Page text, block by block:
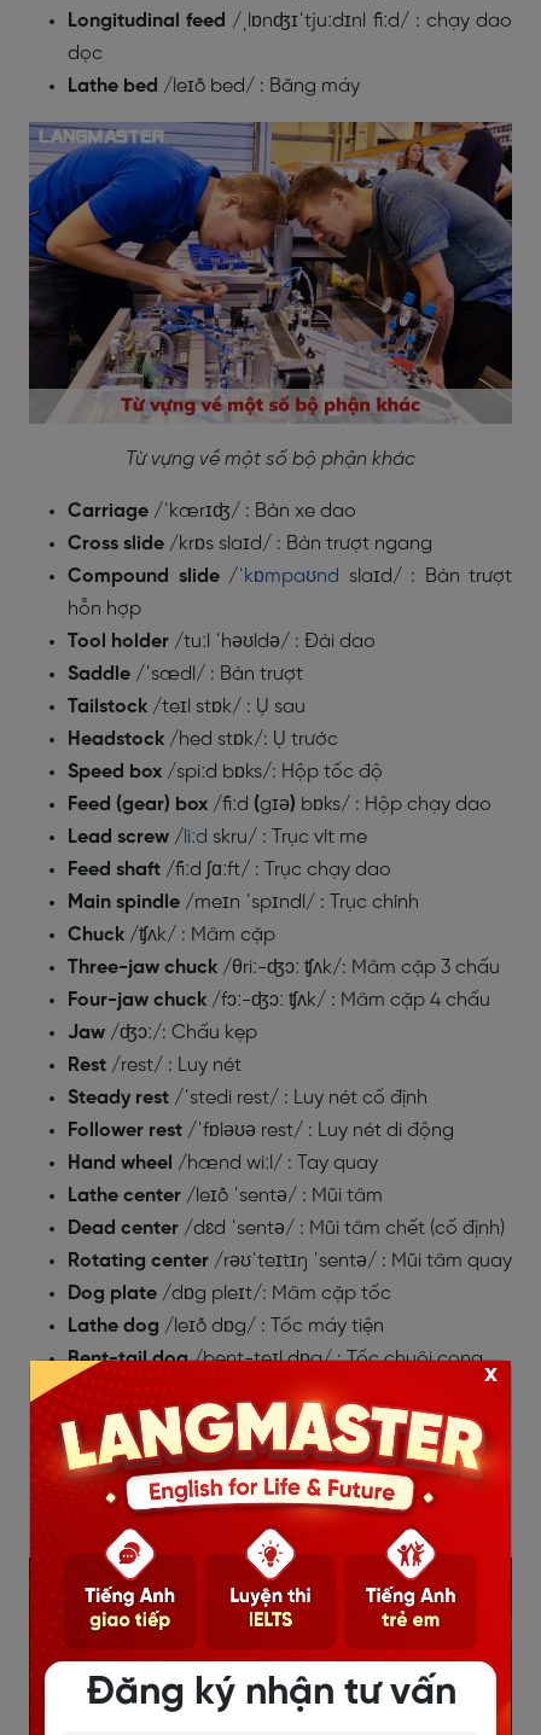
Longitudinal feed / ˌlɒnʤɪˈtjuːdɪnl fiːd/ : chạy dao
dọc
Lathe bed / leɪð bed/ : Băng máy
Từ vựng về một số bộ phận khác
Carriage /ˈkærɪʤ/ : Bàn xe dao
Cross slide /krɒs slaɪd/ : Bàn trượt ngang
Compound slide/ˈkɒmpaʊnd slaɪd/ : Bàn trượt
hỗn hợp
Tool holder /tuːl ˈhəʊldə/ : Đài dao
Saddle /ˈsædl/ : Bàn trượt
Tailstock /teɪl stɒk/ : Ụ sau
Headstock /hed stɒk/: Ụ trước
Speed box /spiːd bɒks/: Hộp tốc độ
Feed (gear) box /fiːd (gɪə) bɒks/ : Hộp chạy dao
Lead screw / liːd skru/ : Trục vít me
Feed shaft /fiːd ʃɑːft/ : Trục chạy dao
Main spindle /meɪn ˈspɪndl/ : Trục chính
Chuck /ʧʌk/ : Mâm cặp
Three-jaw chuck /θriː-ʤɔː ʧʌk/: Mâm cặp 3 chấu
Four-jaw chuck /fɔː-ʤɔː ʧʌk/ : Mâm cặp 4 chấu
Jaw /ʤɔː/: Chấu kẹp
Rest /rest/ : Luy nét
Steady rest /ˈstedi rest/ : Luy nét cố định
Follower rest /ˈfɒləʊə rest/ : Luy nét di động
Hand wheel /hænd wiːl/ : Tay quay
Lathe center / leɪð ˈsentə/ : Mũi tâm
Dead center /dɛd ˈsentə/ : Mũi tâm chết (cố định)
Rotating center /rəʊˈteɪtɪŋ ˈsentə/ : Mũi tâm quay
Dog plate /dɒg pleɪt/: Mâm cặp tốc
Lathe dog / leɪð dɒg/ : Tốc máy tiện
Bent-tail dog/bent-teɪl dɒg/: Tốc chuôi cong
Face plate / feɪs pleɪt/
: Mâm cặp hoa mai
Turret
/ˈtʌrɪt/ : Đầu rơ-vôn-ve
Form-relieved tooth/fɔːm-rɪˈliːvd tuːθ/: Răng
dạng hớt lưng
Inserted blade
ɪnˈsɜːtɪd bleɪd/ : Răng ghép
Đăng ký nhận tư vấn
x